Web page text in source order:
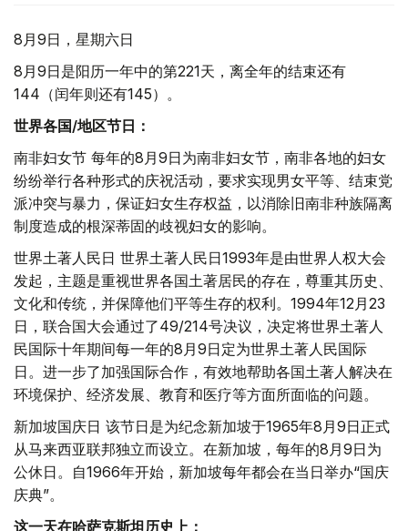
8月9日，星期六日
8月9日是阳历一年中的第221天，离全年的结束还有
144（闰年则还有145）。
世界各国/地区节日：
南非妇女节 每年的8月9日为南非妇女节，南非各地的妇女
纷纷举行各种形式的庆祝活动，要求实现男女平等、结束党
派冲突与暴力，保证妇女生存权益，以消除旧南非种族隔离
制度造成的根深蒂固的歧视妇女的影响。
世界土著人民日 世界土著人民日1993年是由世界人权大会
发起，主题是重视世界各国土著居民的存在，尊重其历史、
文化和传统，并保障他们平等生存的权利。1994年12月23
日，联合国大会通过了49/214号决议，决定将世界土著人
民国际十年期间每一年的8月9日定为世界土著人民国际
日。进一步了加强国际合作，有效地帮助各国土著人解决在
环境保护、经济发展、教育和医疗等方面所面临的问题。
新加坡国庆日 该节日是为纪念新加坡于1965年8月9日正式
从马来西亚联邦独立而设立。在新加坡，每年的8月9日为
公休日。自1966年开始，新加坡每年都会在当日举办“国庆
庆典”。
这一天在哈萨克斯坦历史上：